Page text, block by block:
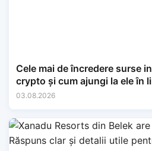
Cele mai de încredere surse
crypto și cum ajungi la ele în
03.08.2026